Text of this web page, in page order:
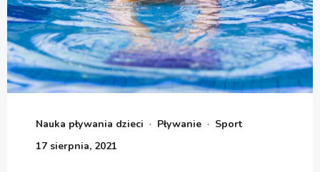
Nauka pływania dzieci · Pływanie · Sport
17 sierpnia, 2021